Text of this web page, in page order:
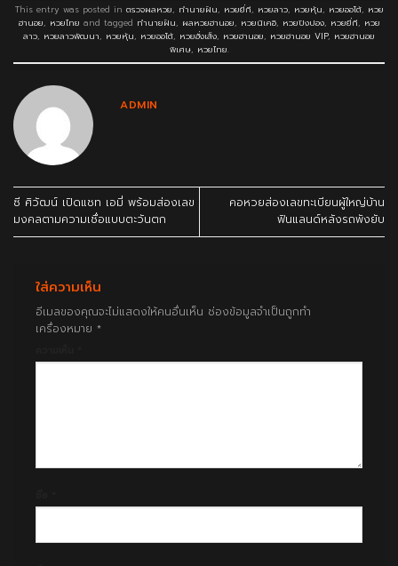
This entry was posted in ตรวจผลหวย, ทำนายฝัน, หวยยี่กี, หวยลาว, หวยหุ้น, หวยออโต้, หวย
ฮานอย, หวยไทย and tagged ทำนายฝัน, ผลหวยฮานอย, หวยนิเคอิ, หวยปิงปอง, หวยยี่กี, หวย
ลาว, หวยลาวพัฒนา, หวยหุ้น, หวยออโต้, หวยฮั่งเส็ง, หวยฮานอย, หวยฮานอย VIP, หวยฮานอย
พิเศษ, หวยไทย.
ADMIN
ซี ศิวัฒน์ เปิดแชท เอมี่ พร้อมส่องเลข
มงคลตามความเชื่อแบบตะวันตก
คอหวยส่องเลขทะเบียนผู้ใหญ่บ้าน
ฟินแลนด์หลังรถพังยับ
ใส่ความเห็น
อีเมลของคุณจะไม่แสดงให้คนอื่นเห็น ช่องข้อมูลจำเป็นถูกทำ
เครื่องหมาย *